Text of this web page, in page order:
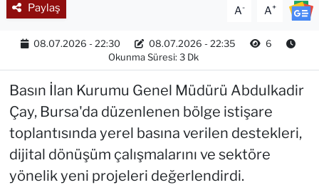
Paylaş A- A+
08.07.2026 - 22:30 08.07.2026 - 22:35
6
Okunma Süresi: 3 Dk
Basın İlan Kurumu Genel Müdürü Abdulkadir
Çay, Bursa'da düzenlenen bölge istişare
toplantısında yerel basına verilen destekleri,
dijital dönüşüm çalışmalarını ve sektöre
yönelik yeni projeleri değerlendirdi.